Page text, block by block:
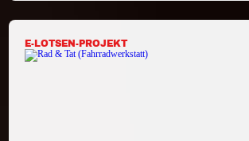
E-LOTSEN-PROJEKT